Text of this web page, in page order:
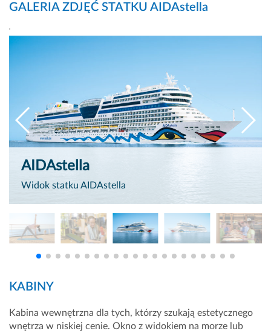
GALERIA ZDJĘĆ STATKU AIDAstella
'
AIDAstella
Widok statku AIDAstella
KABINY
Kabina wewnętrzna dla tych, którzy szukają estetycznego
wnętrza w niskiej cenie. Okno z widokiem na morze lub